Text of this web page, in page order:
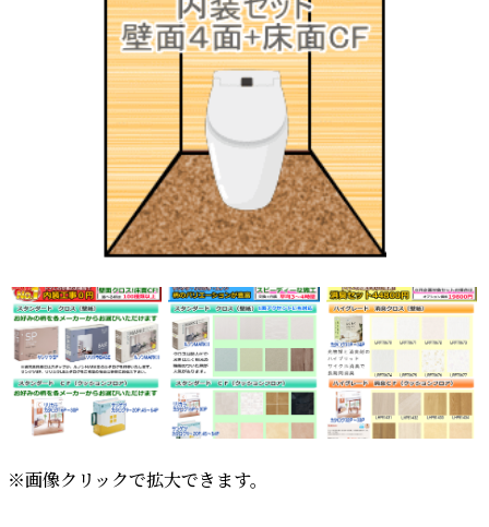
※画像クリックで拡大できます。